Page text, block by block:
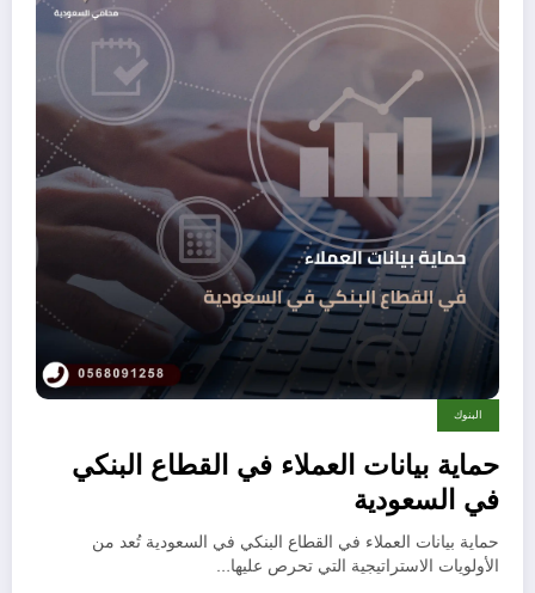
البنوك
حماية بيانات العملاء في القطاع البنكي
في السعودية
حماية بيانات العملاء في القطاع البنكي في السعودية تُعد من
الأولويات الاستراتيجية التي تحرص عليها…